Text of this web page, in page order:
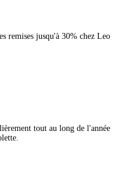
remises jusqu'à 30% chez Leo
tout au long de l'année